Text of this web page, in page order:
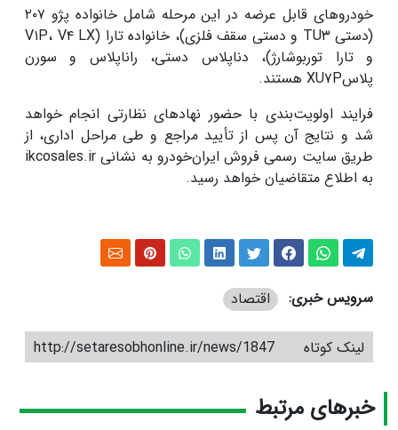
خودروهای قابل عرضه در این مرحله شامل خانواده پژو ۲۰۷
(دستی TU۳ و دستی سقف فلزی)، خانواده تارا (V۱P، V۴ LX
و تارا توربوشارژ)، دناپلاس دستی، راناپلاس و سورن
پلاسXU۷P هستند.
فرایند اولویت‌بندی با حضور نهادهای نظارتی انجام خواهد
شد و نتایج آن پس از تأیید مراجع و طی مراحل اداری، از
طریق سایت رسمی فروش ایران‌خودرو به نشانی ikcosales.ir
به اطلاع متقاضیان خواهد رسید.
سرویس خبری: اقتصاد
لینک کوتاه http://setaresobhonline.ir/news/1847
خبرهای مرتبط